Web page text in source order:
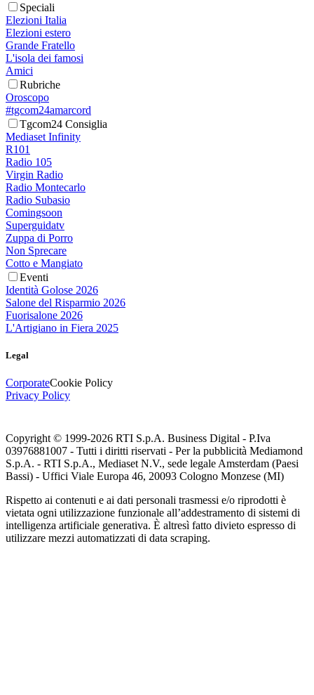
Speciali
Elezioni Italia
Elezioni estero
Grande Fratello
L'isola dei famosi
Amici
Rubriche
Oroscopo
#tgcom24amarcord
Tgcom24 Consiglia
Mediaset Infinity
R101
Radio 105
Virgin Radio
Radio Montecarlo
Radio Subasio
Comingsoon
Superguidatv
Zuppa di Porro
Non Sprecare
Cotto e Mangiato
Eventi
Identità Golose 2026
Salone del Risparmio 2026
Fuorisalone 2026
L'Artigiano in Fiera 2025
Legal
CorporateCookie Policy
Privacy Policy
Copyright © 1999-2026 RTI S.p.A. Business Digital - P.Iva
03976881007 - Tutti i diritti riservati - Per la pubblicità Mediamond
S.p.A. - RTI S.p.A., Mediaset N.V., sede legale Amsterdam (Paesi
Bassi) - Uffici Viale Europa 46, 20093 Cologno Monzese (MI)
Rispetto ai contenuti e ai dati personali trasmessi e/o riprodotti è
vietata ogni utilizzazione funzionale all’addestramento di sistemi di
intelligenza artificiale generativa. È altresì fatto divieto espresso di
utilizzare mezzi automatizzati di data scraping.